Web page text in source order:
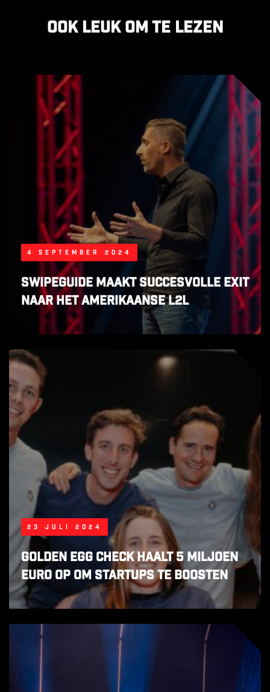
Ook leuk om te lezen
4 september 2024
SwipeGuide maakt succesvolle exit
naar het Amerikaanse L2L
23 juli 2024
Golden Egg Check haalt 5 miljoen
euro op om startups te boosten